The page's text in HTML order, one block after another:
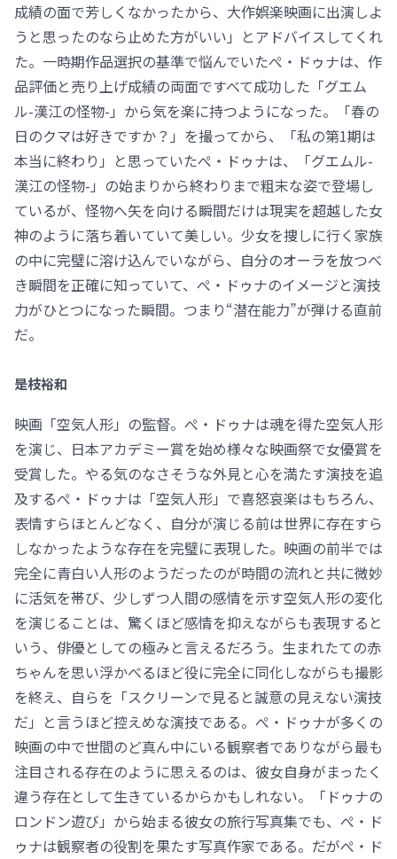
成績の面で芳しくなかったから、大作娯楽映画に出演しよ
うと思ったのなら止めた方がいい」とアドバイスしてくれ
た。一時期作品選択の基準で悩んでいたぺ・ドゥナは、作
品評価と売り上げ成績の両面ですべて成功した「グエム
ル-漢江の怪物-」から気を楽に持つようになった。「春の
日のクマは好きですか？」を撮ってから、「私の第1期は
本当に終わり」と思っていたぺ・ドゥナは、「グエムル-
漢江の怪物-」の始まりから終わりまで粗末な姿で登場し
ているが、怪物へ矢を向ける瞬間だけは現実を超越した女
神のように落ち着いていて美しい。少女を捜しに行く家族
の中に完璧に溶け込んでいながら、自分のオーラを放つべ
き瞬間を正確に知っていて、ぺ・ドゥナのイメージと演技
力がひとつになった瞬間。つまり“潜在能力”が弾ける直前
だ。
是枝裕和
映画「空気人形」の監督。ぺ・ドゥナは魂を得た空気人形
を演じ、日本アカデミー賞を始め様々な映画祭で女優賞を
受賞した。やる気のなさそうな外見と心を満たす演技を追
及するぺ・ドゥナは「空気人形」で喜怒哀楽はもちろん、
表情すらほとんどなく、自分が演じる前は世界に存在すら
しなかったような存在を完璧に表現した。映画の前半では
完全に青白い人形のようだったのが時間の流れと共に微妙
に活気を帯び、少しずつ人間の感情を示す空気人形の変化
を演じることは、驚くほど感情を抑えながらも表現すると
いう、俳優としての極みと言えるだろう。生まれたての赤
ちゃんを思い浮かべるほど役に完全に同化しながらも撮影
を終え、自らを「スクリーンで見ると誠意の見えない演技
だ」と言うほど控えめな演技である。ぺ・ドゥナが多くの
映画の中で世間のど真ん中にいる観察者でありながら最も
注目される存在のように思えるのは、彼女自身がまったく
違う存在として生きているからかもしれない。「ドゥナの
ロンドン遊び」から始まる彼女の旅行写真集でも、ぺ・ド
ゥナは観察者の役割を果たす写真作家である。だがぺ・ド